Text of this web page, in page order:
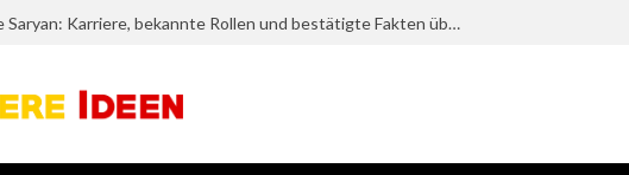
Kristine Saryan: Karriere, bekannte Rollen und bestätigte Fakten über die Schauspielerin